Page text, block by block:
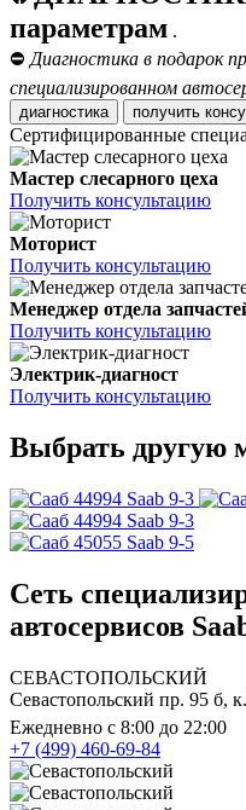
параметрам .
⛔ Диагностика в подарок
специализированном
диагностика получить
Сертифицированные
Мастер слесарного цеха
Получить консультацию
Моторист
Получить консультацию
Менеджер отдела
Получить консультацию
Электрик-диагност
Получить консультацию
Выбрать другую
Saab 9-3
Saab 9-3
Saab 9-5
Сеть
автосервисов
СЕВАСТОПОЛЬСКИЙ
Севастопольский пр. 95 б,
Ежедневно с 8:00 до 22:00
+7 (499) 460-69-84